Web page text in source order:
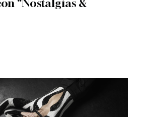
“Nostalgias &